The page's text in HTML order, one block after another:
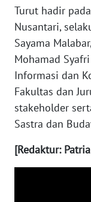
Turut hadir
Nusantari,
Sayama
Mohamad
Informasi dan
Fakultas dan
stakeholder
Sastra dan
[Redaktur:
WN
NTB
WN
SULBAR